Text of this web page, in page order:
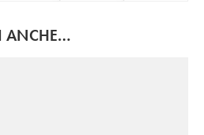
ANCHE…